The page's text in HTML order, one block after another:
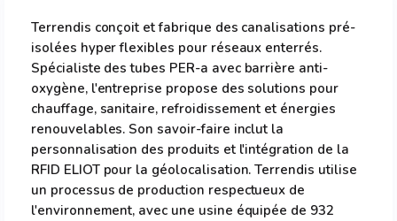
Terrendis conçoit et fabrique des canalisations pré-
isolées hyper flexibles pour réseaux enterrés.
Spécialiste des tubes PER-a avec barrière anti-
oxygène, l'entreprise propose des solutions pour
chauffage, sanitaire, refroidissement et énergies
renouvelables. Son savoir-faire inclut la
personnalisation des produits et l'intégration de la
RFID ELIOT pour la géolocalisation. Terrendis utilise
un processus de production respectueux de
l'environnement, avec une usine équipée de 932